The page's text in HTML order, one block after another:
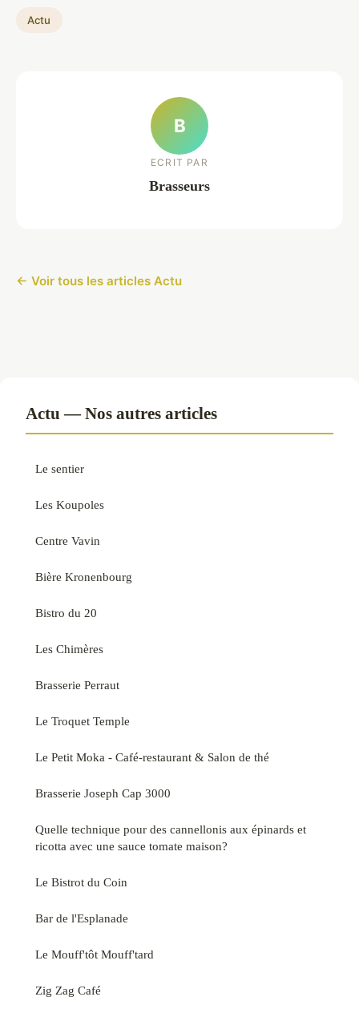
Actu
B
ECRIT PAR
Brasseurs
← Voir tous les articles Actu
Actu — Nos autres articles
Le sentier
Les Koupoles
Centre Vavin
Bière Kronenbourg
Bistro du 20
Les Chimères
Brasserie Perraut
Le Troquet Temple
Le Petit Moka - Café-restaurant & Salon de thé
Brasserie Joseph Cap 3000
Quelle technique pour des cannellonis aux épinards et
ricotta avec une sauce tomate maison?
Le Bistrot du Coin
Bar de l'Esplanade
Le Mouff'tôt Mouff'tard
Zig Zag Café